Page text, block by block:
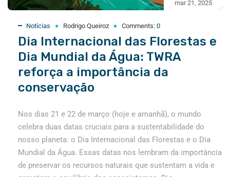
mar 21, 2025
Notícias Rodrigo Queiroz Comments: 0
Dia Internacional das Florestas e
Dia Mundial da Água: TWRA
reforça a importância da
conservação
Nos dias 21 e 22 de março (hoje e amanhã), o mundo
celebra duas datas cruciais para a sustentabilidade do
nosso planeta: o Dia Internacional das Florestas e o Dia
Mundial da Água. Essas datas nos lembram da importância
de preservar os recursos naturais que sustentam a vida e